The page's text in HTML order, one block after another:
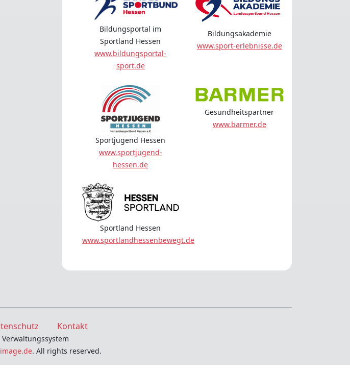
Bildungsportal im
Sportland Hessen
www.bildungsportal-
sport.de
Bildungsakademie
www.sport-erlebnisse.de
Sportjugend Hessen
www.sportjugend-
hessen.de
Gesundheitspartner
www.barmer.de
Sportland Hessen
www.sportlandhessenbewegt.de
Kontakt
. All rights reserved.